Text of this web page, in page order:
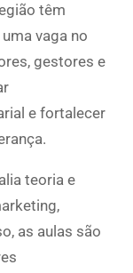
têm
vaga no
gestores e
e fortalecer
teoria e
as aulas são